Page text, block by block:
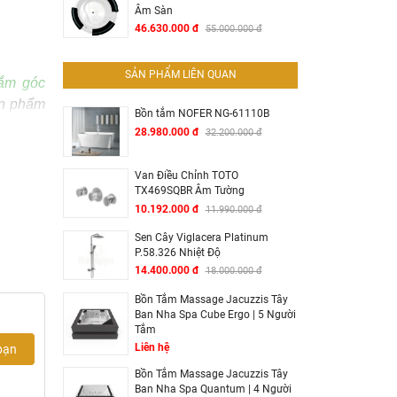
góc
phẩm
liền
góc
đảm
Âm Sàn
46.630.000 đ 55.000.000 đ
SẢN PHẨM LIÊN QUAN
Bồn tắm NOFER NG-61110B
28.980.000 đ 32.200.000 đ
Van Điều Chỉnh TOTO
TX469SQBR Âm Tường
10.192.000 đ 11.990.000 đ
Sen Cây Viglacera Platinum
P.58.326 Nhiệt Độ
14.400.000 đ 18.000.000 đ
Bồn Tắm Massage Jacuzzis Tây
Ban Nha Spa Cube Ergo | 5 Người
Tắm
Liên hệ
Bồn Tắm Massage Jacuzzis Tây
Ban Nha Spa Quantum | 4 Người